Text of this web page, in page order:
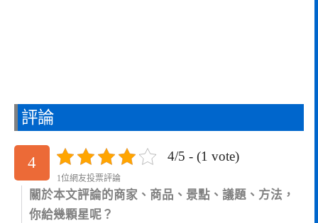
評論
4 4/5 - (1 vote)
1位網友投票評論
關於本文評論的商家、商品、景點、議題、方法，
你給幾顆星呢？